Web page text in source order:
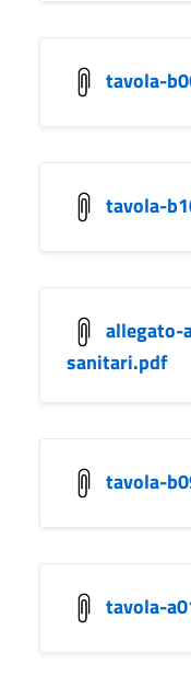
tavola-
tavola-
sanitari.pdf
tavola-
tavola-